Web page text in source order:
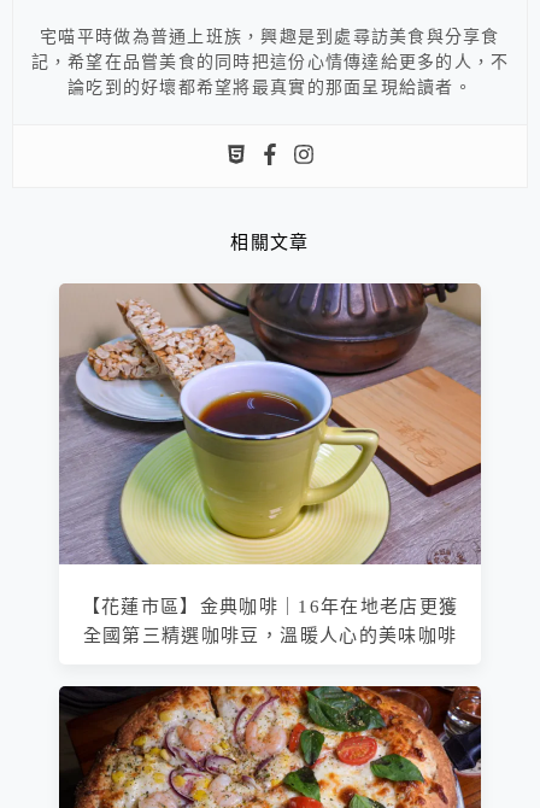
宅喵平時做為普通上班族，興趣是到處尋訪美食與分享食
記，希望在品嘗美食的同時把這份心情傳達給更多的人，不
論吃到的好壞都希望將最真實的那面呈現給讀者。
相關文章
【花蓮市區】金典咖啡｜16年在地老店更獲
全國第三精選咖啡豆，溫暖人心的美味咖啡